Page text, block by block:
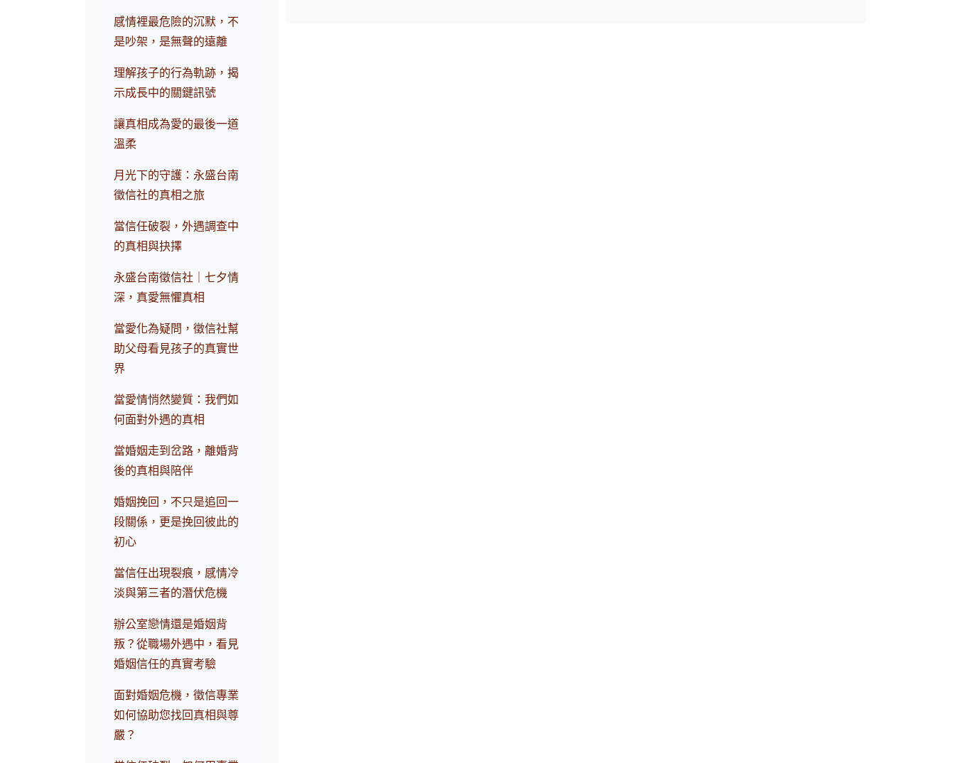
感情裡最危險的沉默，不
是吵架，是無聲的遠離
理解孩子的行為軌跡，揭
示成長中的關鍵訊號
讓真相成為愛的最後一道
溫柔
月光下的守護：永盛台南
徵信社的真相之旅
當信任破裂，外遇調查中
的真相與抉擇
永盛台南徵信社｜七夕情
深，真愛無懼真相
當愛化為疑問，徵信社幫
助父母看見孩子的真實世
界
當愛情悄然變質：我們如
何面對外遇的真相
當婚姻走到岔路，離婚背
後的真相與陪伴
婚姻挽回，不只是追回一
段關係，更是挽回彼此的
初心
當信任出現裂痕，感情冷
淡與第三者的潛伏危機
辦公室戀情還是婚姻背
叛？從職場外遇中，看見
婚姻信任的真實考驗
面對婚姻危機，徵信專業
如何協助您找回真相與尊
嚴？